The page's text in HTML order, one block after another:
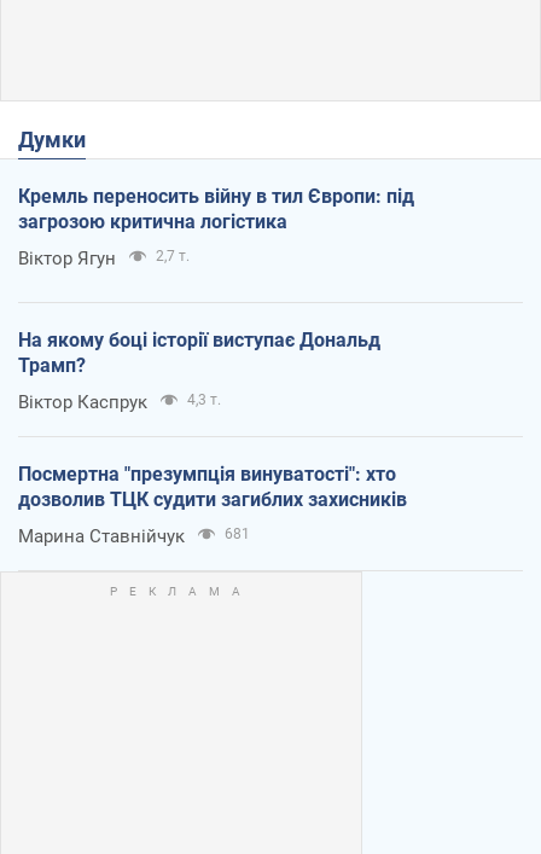
Думки
Кремль переносить війну в тил Європи: під
загрозою критична логістика
Віктор Ягун 2,7 т.
На якому боці історії виступає Дональд
Трамп?
Віктор Каспрук 4,3 т.
Посмертна "презумпція винуватості": хто
дозволив ТЦК судити загиблих захисників
Марина Ставнійчук 681